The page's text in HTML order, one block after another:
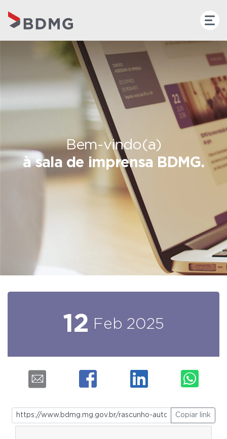
Bem-vindo(a)
à sala de imprensa BDMG.
12 Feb 2025
Copiar link